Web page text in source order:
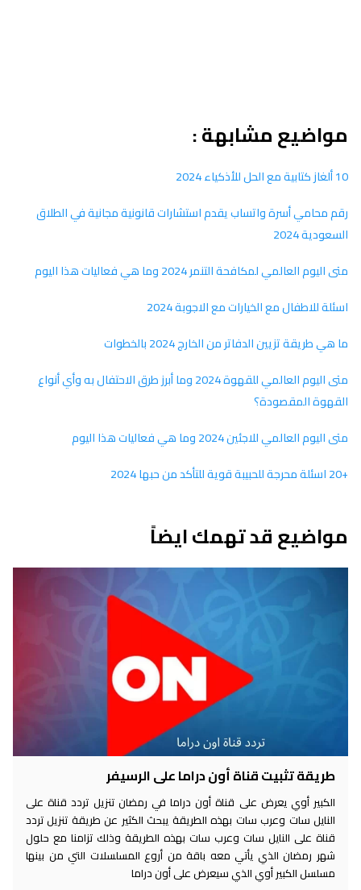
مواضيع مشابهة :
10 ألغاز كتابية مع الحل للأذكياء 2024
رقم محامي أسرة واتساب يقدم استشارات قانونية مجانية في الطلاق
السعودية 2024
متى اليوم العالمي لمكافحة التنمر 2024 وما هي فعاليات هذا اليوم
اسئلة للاطفال مع الخيارات مع الاجوبة 2024
ما هي طريقة تزيين الدفاتر من الخارج 2024 بالخطوات
متى اليوم العالمي للقهوة 2024 وما أبرز طرق الاحتفال به وأي أنواع
القهوة المقصودة؟
متى اليوم العالمي للاجئين 2024 وما هي فعاليات هذا اليوم
+20 اسئلة محرجة للحبيبة قوية للتأكد من حبها 2024
مواضيع قد تهمك ايضاً
طريقة تثبيت قناة أون دراما على الرسيفر
الكبير أوي يعرض على قناة أون دراما في رمضان تنزيل تردد قناة على
النايل سات وعرب سات بهذه الطريقة يبحث الكثير عن طريقة تنزيل تردد
قناة على النايل سات وعرب سات بهذه الطريقة وذلك تزامنا مع حلول
شهر رمضان الذي يأتي معه باقة من أروع المسلسلات التي من بينها
مسلسل الكبير أوي الذي سيعرض على أون دراما